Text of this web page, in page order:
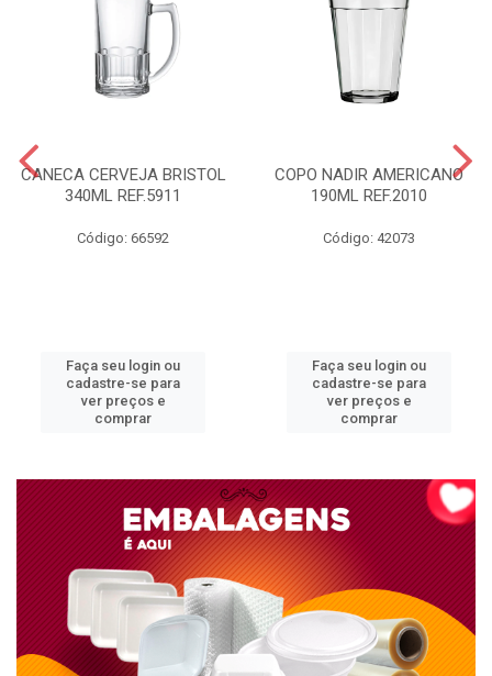
CANECA CERVEJA BRISTOL
340ML REF.5911
Código: 66592
Faça seu login ou
cadastre-se para
ver preços e
comprar
COPO NADIR AMERICANO
190ML REF.2010
Código: 42073
Faça seu login ou
cadastre-se para
ver preços e
comprar